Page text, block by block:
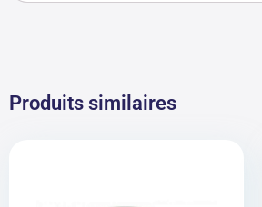
Produits similaires